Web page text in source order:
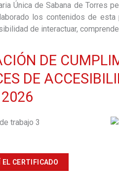
Única de Sabana de Torres
los contenidos de esta
de interactuar,
DE
DE
EL CERTIFICADO